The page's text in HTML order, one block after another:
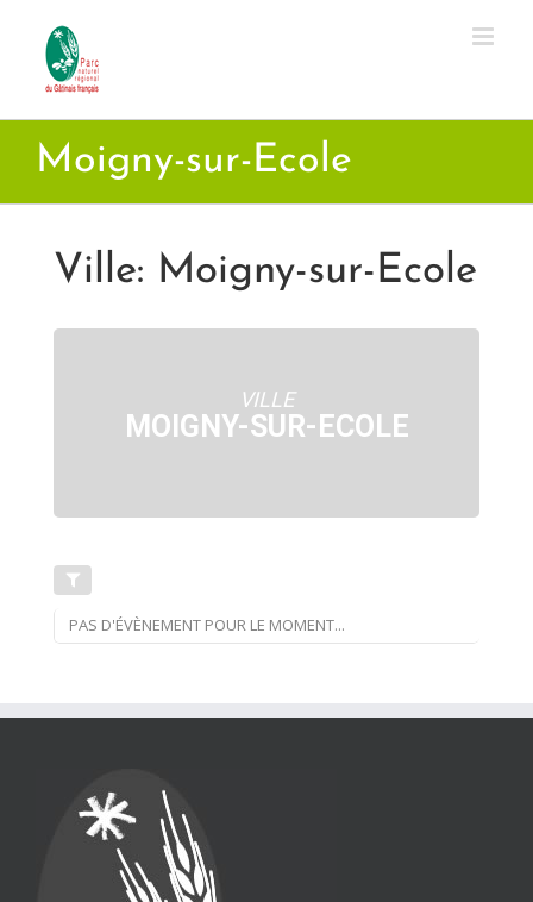
contenu
Moigny-sur-Ecole
Ville: Moigny-sur-Ecole
VILLE
MOIGNY-SUR-ECOLE
PAS D'ÉVÈNEMENT POUR LE MOMENT...